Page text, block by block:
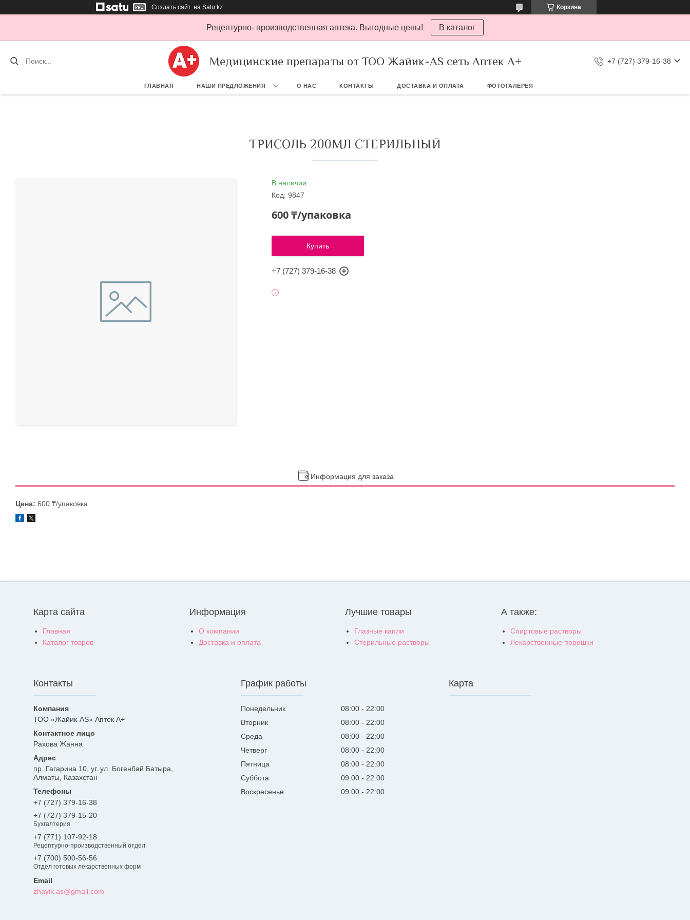
Создать сайт на Satu.kz Корзина
Рецептурно- производственная аптека. Выгодные цены! В каталог
Медицинские препараты от ТОО Жайик-AS сеть Аптек А+ +7 (727) 379-16-38
ГЛАВНАЯ НАШИ ПРЕДЛОЖЕНИЯ О НАС КОНТАКТЫ ДОСТАВКА И ОПЛАТА ФОТОГАЛЕРЕЯ
ТРИСОЛЬ 200МЛ СТЕРИЛЬНЫЙ
В наличии
Код:9847
600 ₸/упаковка
Купить
+7 (727) 379-16-38
Информация для заказа
Цена: 600 ₸/упаковка
Карта сайта
Главная
Каталог товров
Информация
О компании
Доставка и оплата
Лучшие товары
Глазные капли
Стерильные растворы
А также:
Спиртовые растворы
Лекарственные порошки
Контакты
ТОО «Жайик-AS» Аптек А+
Рахова Жанна
пр. Гагарина 10, уг. ул. Богенбай Батыра,
Алматы, Казахстан
+7 (727) 379-16-38
+7 (727) 379-15-20
Бухгалтерия
+7 (771) 107-92-18
Рецептурно-производственный отдел
+7 (700) 500-56-56
Отдел готовых лекарственных форм
zhayik.as@gmail.com
График работы
Понедельник 08:00
22:00
Вторник
08:00
22:00
Среда
08:00
22:00
Четверг
08:00
22:00
Пятница
08:00
22:00
Суббота
09:00
22:00
Воскресенье
09:00 22:00
Карта